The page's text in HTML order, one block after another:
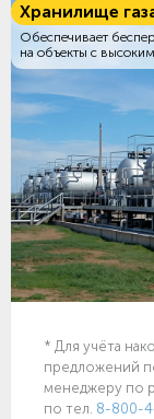
Хранилище
Обеспечивает
на объекты с
* Для учёта
предложений
менеджеру по
по тел. 8-800-